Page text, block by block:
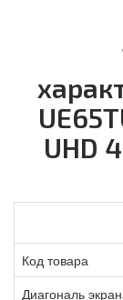
UHD
Код товара
Диагональ